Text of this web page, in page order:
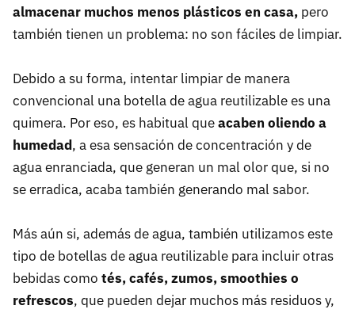
almacenar muchos menos plásticos en casa, pero
también tienen un problema: no son fáciles de limpiar.
Debido a su forma, intentar limpiar de manera
convencional una botella de agua reutilizable es una
quimera. Por eso, es habitual queacaben oliendo a
humedad, a esa sensación de concentración y de
agua enranciada, que generan un mal olor que, si no
se erradica, acaba también generando mal sabor.
Más aún si, además de agua, también utilizamos este
tipo de botellas de agua reutilizable para incluir otras
bebidas como tés, cafés, zumos, smoothies o
refrescos, que pueden dejar muchos más residuos y,